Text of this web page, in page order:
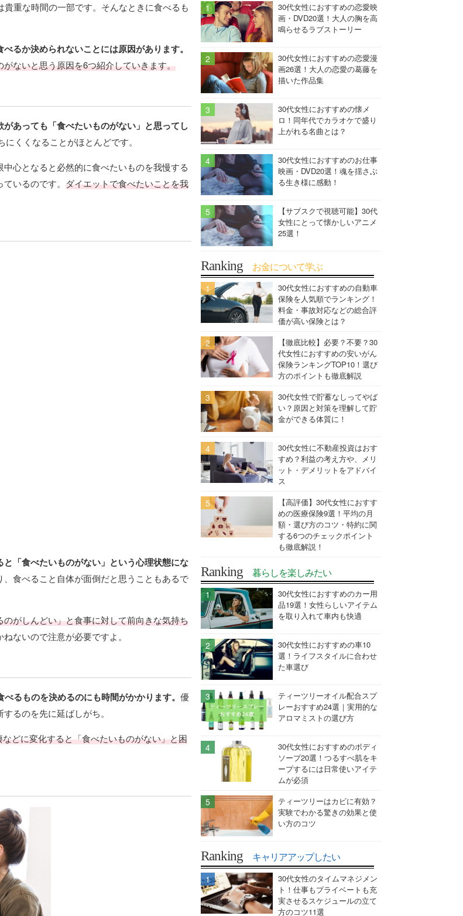
重な時間の一部です。そんなときに食べるも
るか決められないことには原因があります。
ないと思う原因を6つ紹介していきます。
あっても「食べたいものがない」と思ってし
くくなることがほとんどです。
心となると必然的に食べたいものを我慢する
いるのです。 ダイエットで食べたいことを我
「食べたいものがない」という心理状態にな
食べること自体が面倒だと思うこともあるで
がしんどい」と食事に対して前向きな気持ち
ないので注意が必要ですよ。
るものを決めるのにも時間がかかります。 優
るのを先に延ばしがち。
どに変化すると「食べたいものがない」と困
30代女性におすすめの恋愛映
画・DVD20選！大人の胸を高
鳴らせるラブストーリー
30代女性におすすめの恋愛漫
画26選！大人の恋愛の葛藤を
描いた作品集
30代女性におすすめの懐メ
ロ！同年代でカラオケで盛り
上がれる名曲とは？
30代女性におすすめのお仕事
映画・DVD20選！魂を揺さぶ
る生き様に感動！
【サブスクで視聴可能】30代
女性にとって懐かしいアニメ
25選！
Ranking お金について学ぶ
30代女性におすすめの自動車
保険を人気順でランキング！
料金・事故対応などの総合評
価が高い保険とは？
【徹底比較】必要？不要？30
代女性におすすめの安いがん
保険ランキングTOP10！選び
方のポイントも徹底解説
30代女性で貯蓄なしってやば
い？原因と対策を理解して貯
金ができる体質に！
30代女性に不動産投資はおす
すめ？利益の考え方や、メリ
ット・デメリットをアドバイ
ス
【高評価】30代女性におすす
めの医療保険9選！平均の月
額・選び方のコツ・特約に関
する6つのチェックポイント
も徹底解説！
Ranking 暮らしを楽しみたい
30代女性におすすめのカー用
品19選！女性らしいアイテム
を取り入れて車内も快適
30代女性におすすめの車10
選！ライフスタイルに合わせ
た車選び
ティーツリーオイル配合スプ
レーおすすめ24選｜実用的な
アロマミストの選び方
30代女性におすすめのボディ
ソープ20選！つるすべ肌をキ
ープするには日常使いアイテ
ムが必須
ティーツリーはカビに有効？
実験でわかる驚きの効果と使
い方のコツ
Ranking キャリアアップしたい
30代女性のタイムマネジメン
ト！仕事もプライベートも充
実させるスケジュールの立て
方のコツ11選